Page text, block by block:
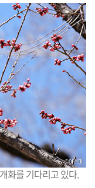
화를 기다리고 있다.